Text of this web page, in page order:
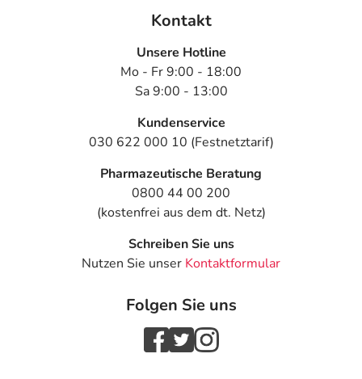
Kontakt
Unsere Hotline
Mo - Fr 9:00 - 18:00
Sa 9:00 - 13:00
Kundenservice
030 622 000 10 (Festnetztarif)
Pharmazeutische Beratung
0800 44 00 200
(kostenfrei aus dem dt. Netz)
Schreiben Sie uns
Nutzen Sie unser Kontaktformular
Folgen Sie uns